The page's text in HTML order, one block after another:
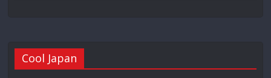
Cool Japan